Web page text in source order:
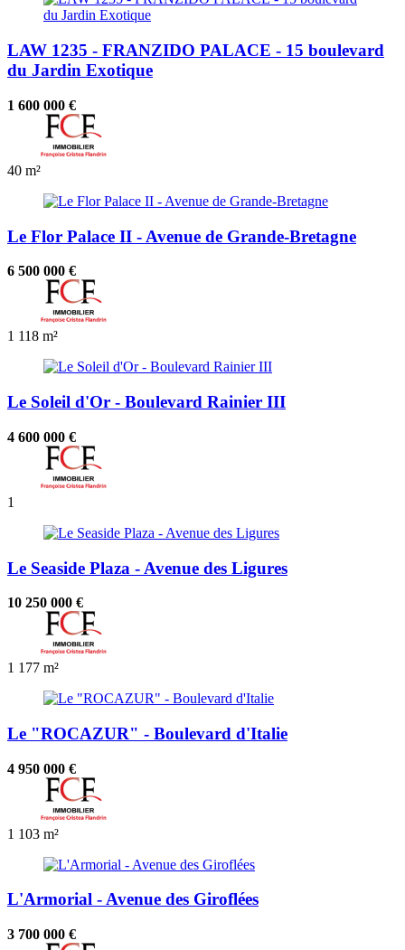
LAW 1235 - FRANZIDO PALACE - 15 boulevard
du Jardin Exotique
1 600 000 €
40 m²
Le Flor Palace II - Avenue de Grande-Bretagne
6 500 000 €
1 118 m²
Le Soleil d'Or - Boulevard Rainier III
4 600 000 €
1
Le Seaside Plaza - Avenue des Ligures
10 250 000 €
1 177 m²
Le "ROCAZUR" - Boulevard d'Italie
4 950 000 €
1 103 m²
L'Armorial - Avenue des Giroflées
3 700 000 €